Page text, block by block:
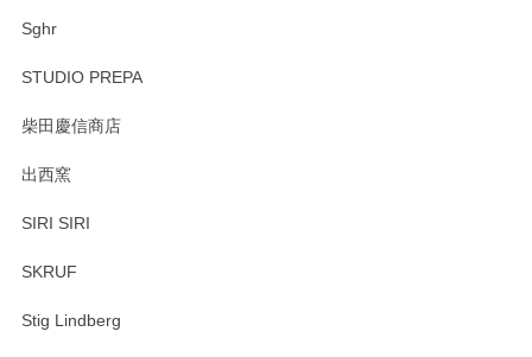
Sghr
STUDIO PREPA
柴田慶信商店
出西窯
SIRI SIRI
SKRUF
Stig Lindberg